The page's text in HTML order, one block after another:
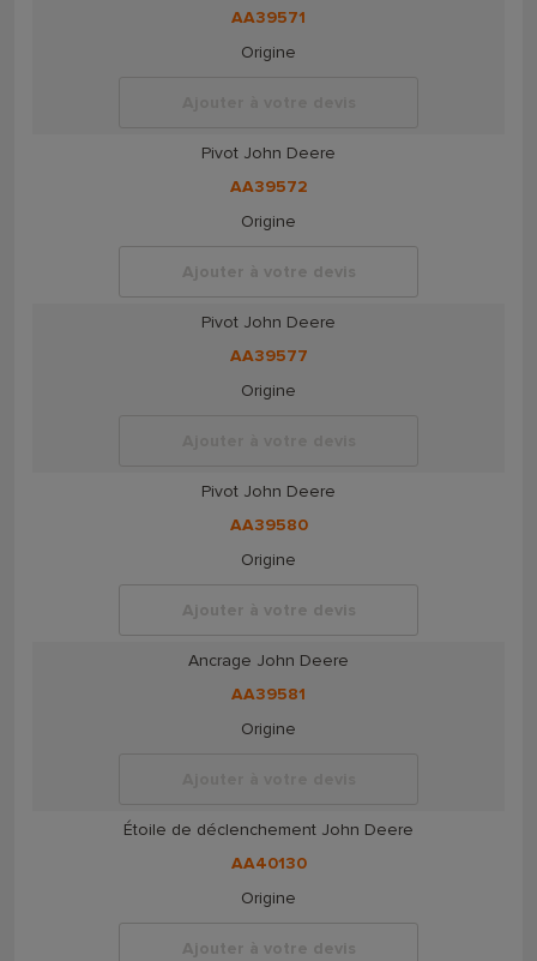
AA39571
Origine
Pivot John Deere
AA39572
Origine
Ajouter à votre devis
Pivot John Deere
AA39577
Origine
Pivot John Deere
AA39580
Origine
Ajouter à votre devis
Ancrage John Deere
AA39581
Origine
Étoile de déclenchement John Deere
AA40130
Origine
Ajouter à votre devis